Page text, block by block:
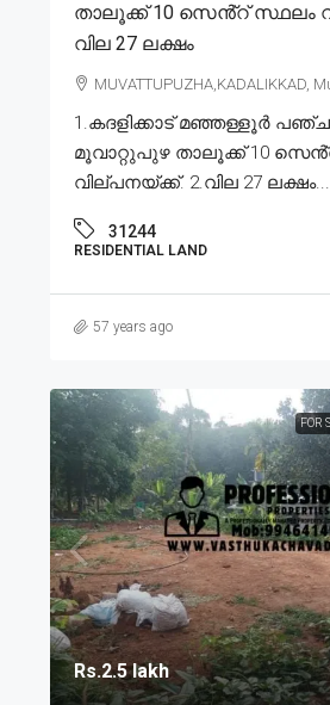
താലൂക്ക് 10 സെൻ്റ് സ്ഥലം
വില 27 ലക്ഷം
MUVATTUPUZHA,KADALIKKAD,
1.കദളിക്കാട് മഞ്ഞള്ളൂർ
മൂവാറ്റുപുഴ താലൂക്ക് 10
വില്പനയ്ക്ക്. 2.വില 27
31244
RESIDENTIAL LAND
57 years ago
FOR
Rs.2.5 lakh